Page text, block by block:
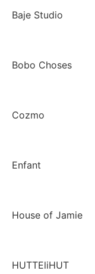
Baje Studio
Bobo Choses
Cozmo
Enfant
House of Jamie
HUTTEliHUT